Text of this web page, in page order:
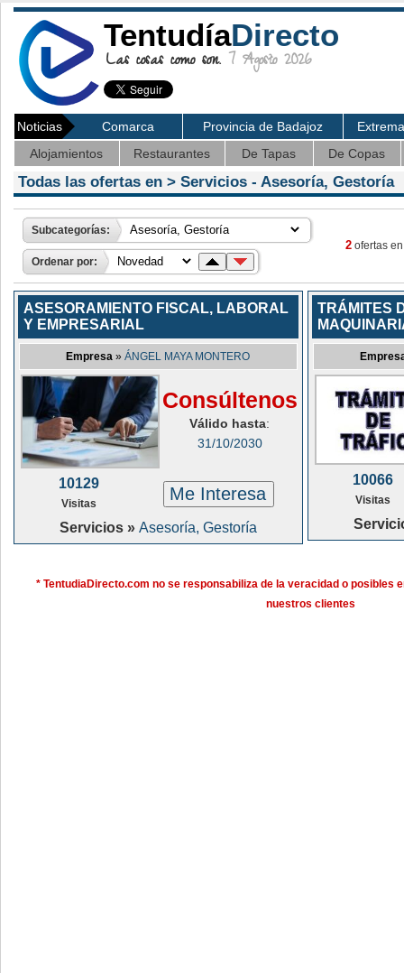
TentudíaDirecto
Las cosas como son. 7 Agosto 2026
Noticias Comarca Provincia de Badajoz
Alojamientos
Restaurantes De Tapas De Copas
Todas las ofertas en > Servicios - Asesoría, Gestoría
Subcategorías:
Ordenar por:
2 ofertas
ASESORAMIENTO FISCAL, LABORAL
Y EMPRESARIAL
Empresa »ÁNGEL MAYA MONTERO
Consúltenos
Válido hasta:
31/10/2030
10129
Visitas Me Interesa
Servicios » Asesoría, Gestoría
TRÁMITES
10066
Visitas
* TentudiaDirecto.com no se responsabiliza de la veracidad o posibles
nuestros clientes